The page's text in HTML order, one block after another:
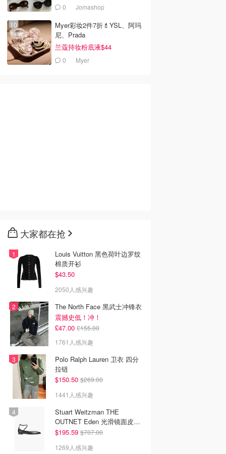
0 Jomashop
Myer彩妆2件7折💄YSL、阿玛
尼、Prada
兰蔻持妆粉底液$44
0 Myer
大家都在抢
Louis Vuitton 黑色荷叶边罗纹
棉质开衫
$43.50
2050人感兴趣
The North Face 黑武士冲锋衣
震撼史低！冲！
£47.00 £155.00
1761人感兴趣
Polo Ralph Lauren 卫衣 四分
拉链
$150.50 $269.00
1441人感兴趣
Stuart Weitzman THE
OUTNET Eden 光滑镜面皮芭
蕾平底鞋
$195.59 $707.00
1269人感兴趣